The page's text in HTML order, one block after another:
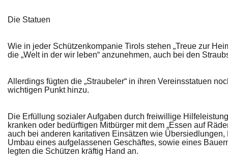
Die Statuen
Wie in jeder Schützenkompanie Tirols stehen „Treue zur
die „Welt in der wir leben“ anzunehmen, auch bei den
Allerdings fügten die „Straubeler“ in ihren Vereinsstatuen
wichtigen Punkt hinzu.
Die Erfüllung sozialer Aufgaben durch freiwillige
kranken oder bedürftigen Mitbürger mit dem „Essen auf
auch bei anderen karitativen Einsätzen wie
Umbau eines aufgelassenen Geschäftes, sowie eines
legten die Schützen kräftig Hand an.